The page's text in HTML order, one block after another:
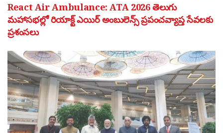
React Air Ambulance: ATA 2026 తెలుగు
మహాసభల్లో రియాక్ట్ ఎయిర్ అంబులెన్స్ ప్రపంచవ్యాప్త సేవలకు
ప్రశంసలు